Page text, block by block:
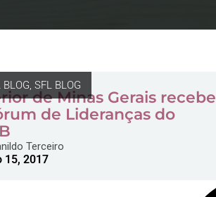
BLOG,SFL BLOG
de Minas Gerais recebe
de Lideranças do
Terceiro
15, 2017